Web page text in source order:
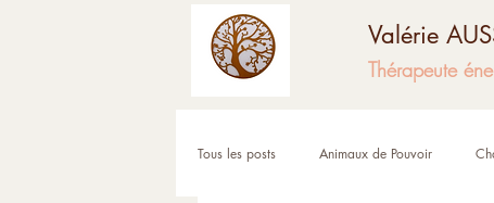
Valérie
Thérapeute
Tous les posts Animaux de Pouvoir